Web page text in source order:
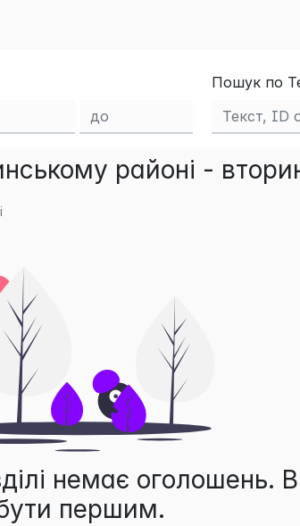
Пошук по
районі -
немає оголошень.
першим.